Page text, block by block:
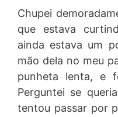
Chupei
que estava
ainda estava um
mão dela no meu
punheta lenta, e
Perguntei se
tentou passar por